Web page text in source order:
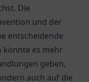
Die
und der
entscheidende
könnte es mehr
geben,
auch auf die